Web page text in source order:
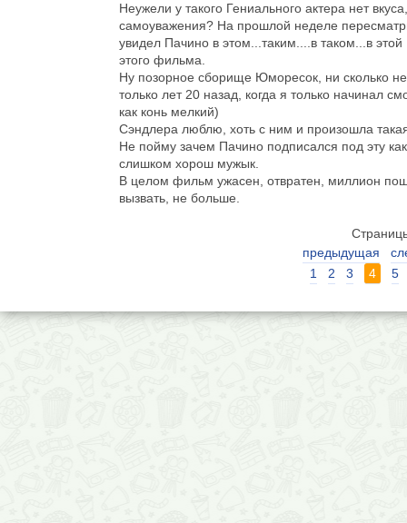
Неужели у такого Гениального актера нет
самоуважения? На прошлой неделе
увидел Пачино в этом...таким....в таком...в
этого фильма.
Ну позорное сборище Юморесок, ни сколько
только лет 20 назад, когда я только начинал
как конь мелкий)
Сэндлера люблю, хоть с ним и произошла
Не пойму зачем Пачино подписался под эту
слишком хорош мужык.
В целом фильм ужасен, отвратен, миллион
вызвать, не больше.
предыдущая
1
2 3 4 5